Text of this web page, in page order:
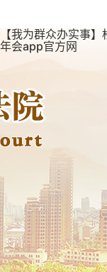
【我为群众办实事
年会app官方网